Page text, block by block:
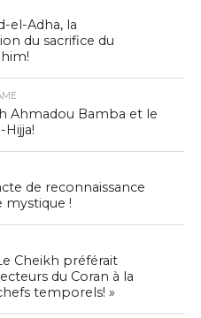
el-Adha, la
du sacrifice du
Ahmadou Bamba et le
de reconnaissance
mystique !
Cheikh préférait
du Coran à la
temporels! »